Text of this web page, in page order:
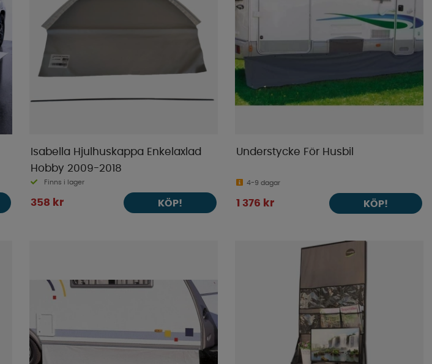
Isabella Hjulhuskappa Enkelaxlad
Hobby 2009-2018
Finns i lager
358 kr KÖP!
Understycke För Husbil
4-9 dagar
1 376 kr KÖP!